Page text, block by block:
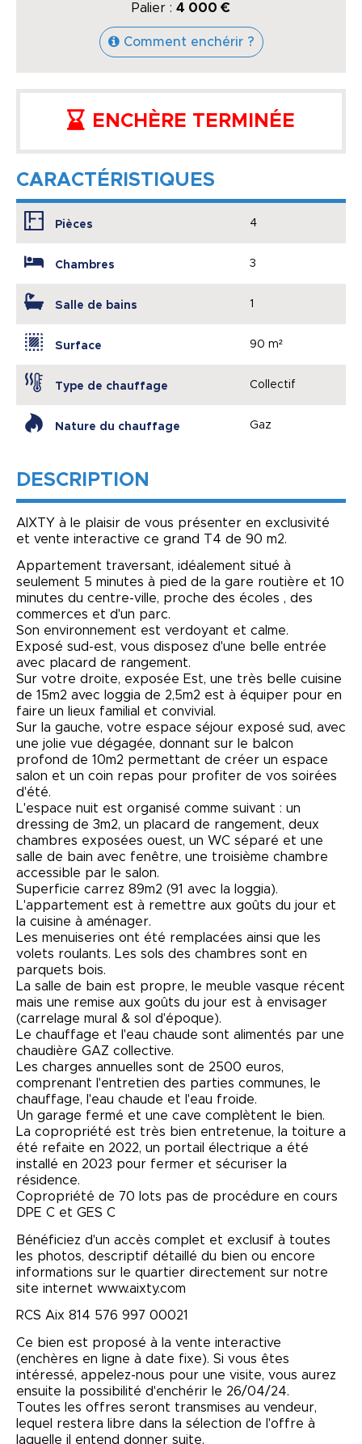
Palier : 4 000 €
Comment enchérir ?
ENCHÈRE TERMINÉE
CARACTÉRISTIQUES
Pièces 4
Chambres 3
Salle de bains 1
Surface 90 m²
Type de chauffage Collectif
Nature du chauffage Gaz
DESCRIPTION
AIXTY à le plaisir de vous présenter en exclusivité
et vente interactive ce grand T4 de 90 m2.
Appartement traversant, idéalement situé à
seulement 5 minutes à pied de la gare routière et 10
minutes du centre-ville, proche des écoles , des
commerces et d'un parc.
Son environnement est verdoyant et calme.
Exposé sud-est, vous disposez d'une belle entrée
avec placard de rangement.
Sur votre droite, exposée Est, une très belle cuisine
de 15m2 avec loggia de 2,5m2 est à équiper pour en
faire un lieux familial et convivial.
Sur la gauche, votre espace séjour exposé sud, avec
une jolie vue dégagée, donnant sur le balcon
profond de 10m2 permettant de créer un espace
salon et un coin repas pour profiter de vos soirées
d'été.
L'espace nuit est organisé comme suivant : un
dressing de 3m2, un placard de rangement, deux
chambres exposées ouest, un WC séparé et une
salle de bain avec fenêtre, une troisième chambre
accessible par le salon.
Superficie carrez 89m2 (91 avec la loggia).
L'appartement est à remettre aux goûts du jour et
la cuisine à aménager.
Les menuiseries ont été remplacées ainsi que les
volets roulants. Les sols des chambres sont en
parquets bois.
La salle de bain est propre, le meuble vasque récent
mais une remise aux goûts du jour est à envisager
(carrelage mural & sol d'époque).
Le chauffage et l'eau chaude sont alimentés par une
chaudière GAZ collective.
Les charges annuelles sont de 2500 euros,
comprenant l'entretien des parties communes, le
chauffage, l'eau chaude et l'eau froide.
Un garage fermé et une cave complètent le bien.
La copropriété est très bien entretenue, la toiture a
été refaite en 2022, un portail électrique a été
installé en 2023 pour fermer et sécuriser la
résidence.
Copropriété de 70 lots pas de procédure en cours
DPE C et GES C
Bénéficiez d'un accès complet et exclusif à toutes
les photos, descriptif détaillé du bien ou encore
informations sur le quartier directement sur notre
site internet www.aixty.com
RCS Aix 814 576 997 00021
Ce bien est proposé à la vente interactive
(enchères en ligne à date fixe). Si vous êtes
intéressé, appelez-nous pour une visite, vous aurez
ensuite la possibilité d'enchérir le 26/04/24.
Toutes les offres seront transmises au vendeur,
lequel restera libre dans la sélection de l'offre à
laquelle il entend donner suite.